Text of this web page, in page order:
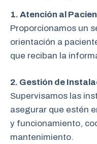
1. Atención al
Proporcionamos un
orientación a
que reciban la
2. Gestión de
Supervisamos las
asegurar que estén
y funcionamiento,
mantenimiento.